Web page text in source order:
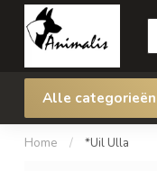
Alle categorieën
Home / *Uil Ulla